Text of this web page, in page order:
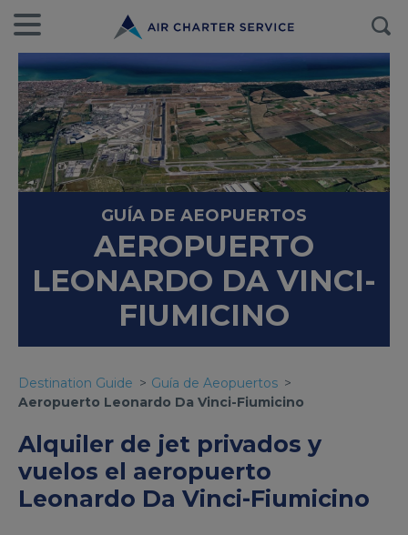
GUÍA DE AEOPUERTOS
AEROPUERTO
LEONARDO DA VINCI-
FIUMICINO
Destination Guide
Guía de Aeopuertos
Aeropuerto Leonardo Da Vinci-Fiumicino
Alquiler de jet privados y
vuelos el aeropuerto
Leonardo Da Vinci-Fiumicino